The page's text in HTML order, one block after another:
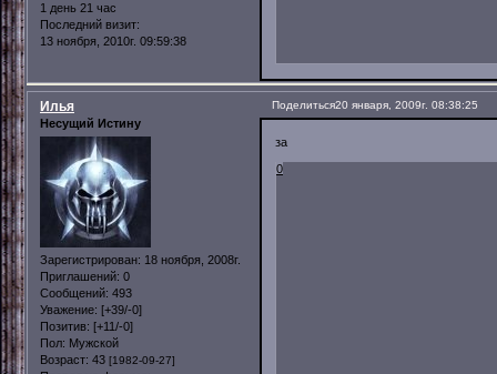
1 день 21 час
Последний визит:
13 ноября, 2010г. 09:59:38
Поделиться20 января, 2009г. 08:38:25
Илья
Несущий Истину
Зарегистрирован: 18 ноября, 2008г.
Приглашений: 0
Сообщений: 493
Уважение: [+39/-0]
Позитив: [+11/-0]
Пол: Мужской
Возраст: 43 [1982-09-27]
за
0